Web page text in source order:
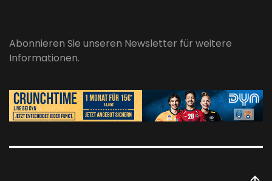
Abonnieren Sie unseren Newsletter für weitere
Informationen.